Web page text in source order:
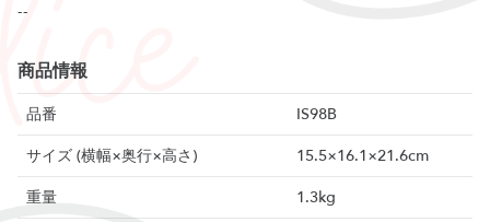
--
商品情報
品番
IS98B
サイズ (横幅×奥行×高さ)
15.5×16.1×21.6cm
重量
1.3kg